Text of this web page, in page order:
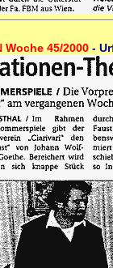
Woche 45/2000 -